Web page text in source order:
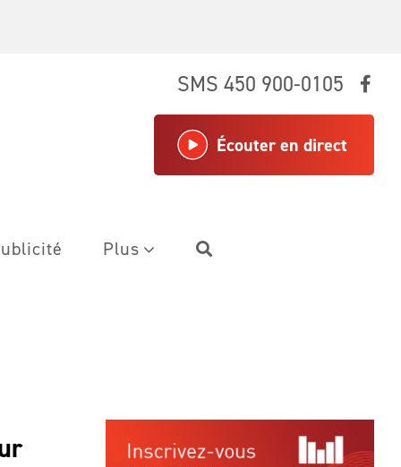
SMS 450 900-0105
Écouter en direct
Plus